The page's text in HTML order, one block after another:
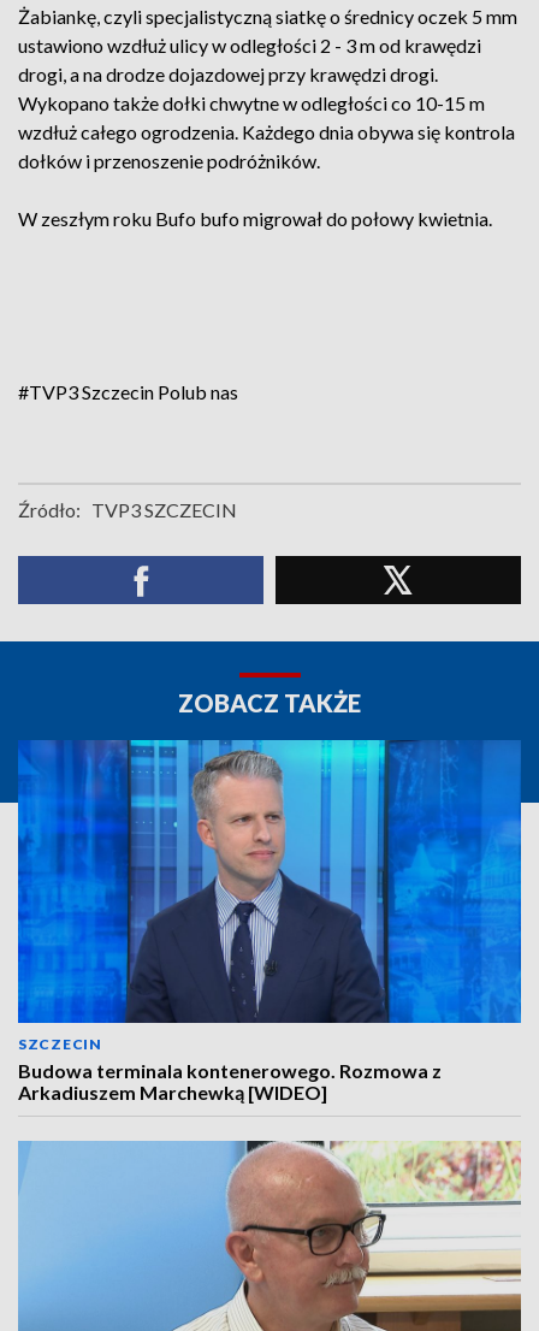
Żabiankę, czyli specjalistyczną siatkę o średnicy oczek 5 mm
ustawiono wzdłuż ulicy w odległości 2 - 3 m od krawędzi
drogi, a na drodze dojazdowej przy krawędzi drogi.
Wykopano także dołki chwytne w odległości co 10-15 m
wzdłuż całego ogrodzenia. Każdego dnia obywa się kontrola
dołków i przenoszenie podróżników.
W zeszłym roku Bufo bufo migrował do połowy kwietnia.
#TVP3 Szczecin Polub nas
Źródło: TVP3 SZCZECIN
ZOBACZ TAKŻE
SZCZECIN
Budowa terminala kontenerowego. Rozmowa z
Arkadiuszem Marchewką [WIDEO]